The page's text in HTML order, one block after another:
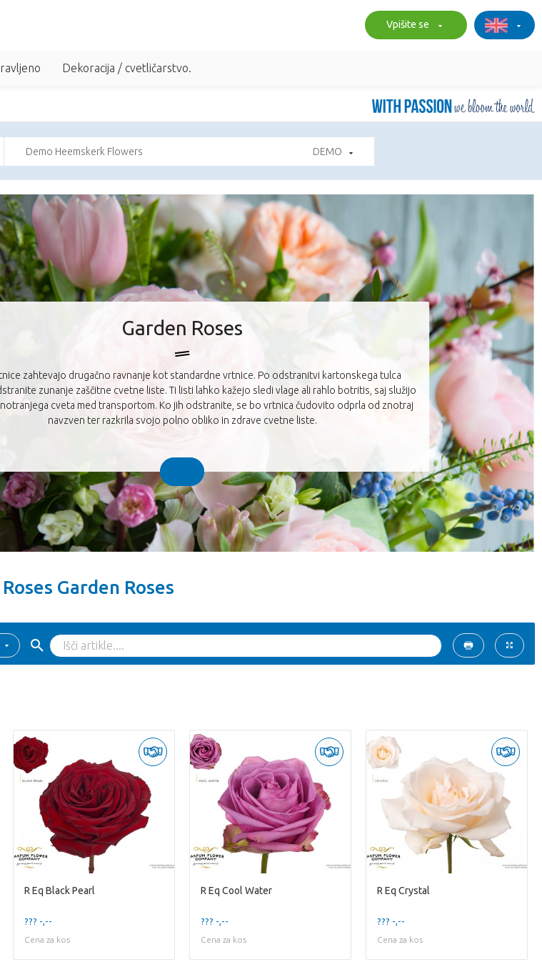
Vpišite se
Dekoracija / cvetličarstvo.
Demo Heemskerk Flowers DEMO
Garden Roses
zahtevajo drugačno ravnanje kot standardne vrtnice. Po odstranitvi kartonskega tulca
zunanje zaščitne cvetne liste. Ti listi lahko kažejo sledi vlage ali rahlo botritis, saj služijo
notranjega cveta med transportom. Ko jih odstranite, se bo vrtnica čudovito odprla od znotraj
navzven ter razkrila svojo polno obliko in zdrave cvetne liste.
Roses Garden Roses
R Eq Black Pearl
??? -,--
Cena za kos
R Eq Cool Water
??? -,--
Cena za kos
R Eq Crystal
??? -,--
Cena za kos